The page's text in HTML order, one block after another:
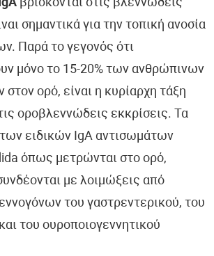
βρίσκονται στις βλεννώδεις
σημαντικά για την τοπική ανοσία
Παρά το γεγονός ότι
μόνο το 15-20% των ανθρώπινων
ορό, είναι η κυρίαρχη τάξη
οροβλεννώδεις εκκρίσεις. Τα
ειδικών IgA αντισωμάτων
όπως μετρώνται στο ορό,
με λοιμώξεις από
του γαστρεντερικού, του
του ουροποιογεννητικού